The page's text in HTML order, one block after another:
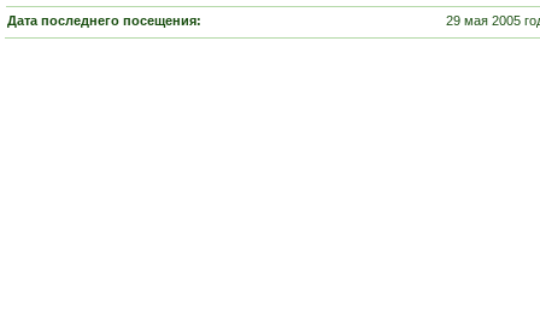
Дата последнего посещения: 29 мая 2005